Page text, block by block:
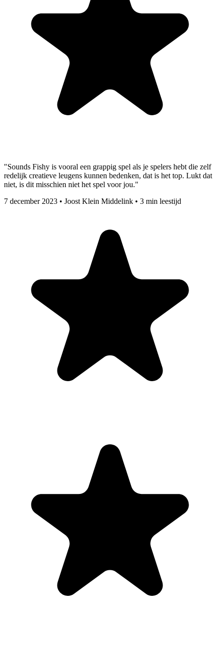
"Sounds Fishy is vooral een grappig spel als je spelers hebt die zelf
redelijk creatieve leugens kunnen bedenken, dat is het top. Lukt dat
niet, is dit misschien niet het spel voor jou."
7 december 2023 • Joost Klein Middelink • 3 min leestijd